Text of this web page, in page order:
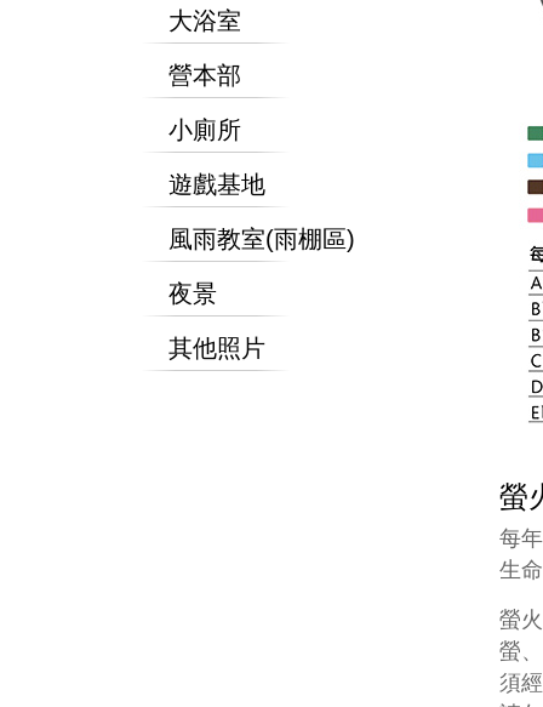
大浴室
營本部
小廁所
遊戲基地
風雨教室(雨棚區)
夜景
其他照片
螢
每
生
螢
螢
須